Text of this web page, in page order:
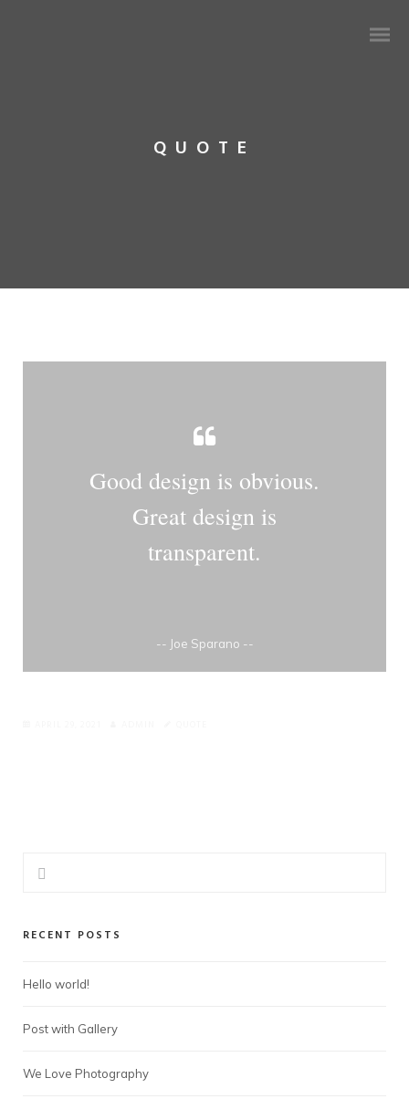
QUOTE
Good design is obvious.
Great design is
transparent.
-- Joe Sparano --
RECENT POSTS
Hello world!
Post with Gallery
We Love Photography